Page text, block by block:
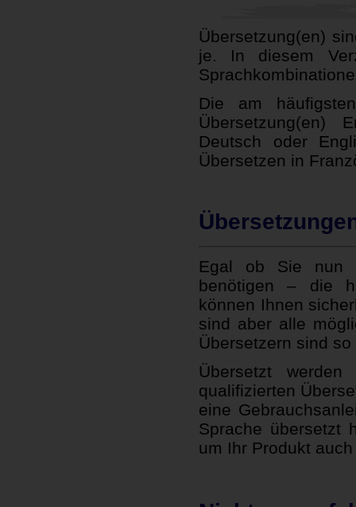
Übersetzung(en)
je. In diesem
Die am
Übersetzung(en)
Deutsch oder
Übersetzen in
Egal ob Sie nun
benötigen – die
können Ihnen
sind aber alle
Übersetzern sind
Übersetzt
qualifizierten
eine
Sprache übersetzt
um Ihr Produkt